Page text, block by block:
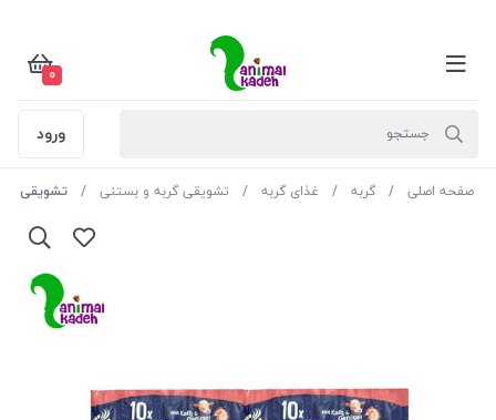
0
ورود
صفحه اصلی گربه غذای گربه تشویقی گربه و بستنی تشویقی مدادی